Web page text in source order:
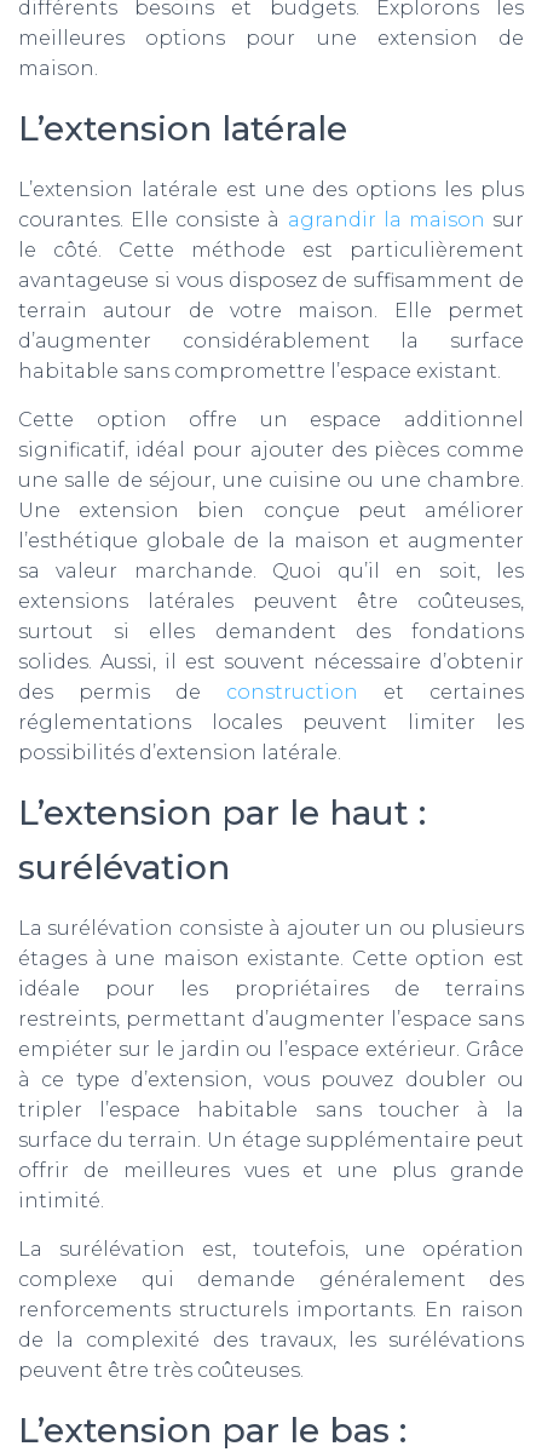
différents besoins et budgets. Explorons les
meilleures options pour une extension de
maison.
L’extension latérale
L’extension latérale est une des options les plus
courantes. Elle consiste à agrandir la maison sur
le côté. Cette méthode est particulièrement
avantageuse si vous disposez de suffisamment de
terrain autour de votre maison. Elle permet
d’augmenter considérablement la surface
habitable sans compromettre l’espace existant.
Cette option offre un espace additionnel
significatif, idéal pour ajouter des pièces comme
une salle de séjour, une cuisine ou une chambre.
Une extension bien conçue peut améliorer
l’esthétique globale de la maison et augmenter
sa valeur marchande. Quoi qu’il en soit, les
extensions latérales peuvent être coûteuses,
surtout si elles demandent des fondations
solides. Aussi, il est souvent nécessaire d’obtenir
des permis de construction
et certaines
réglementations locales peuvent limiter les
possibilités d’extension latérale.
L’extension par le haut :
surélévation
La surélévation consiste à ajouter un ou plusieurs
étages à une maison existante. Cette option est
idéale pour les propriétaires de terrains
restreints, permettant d’augmenter l’espace sans
empiéter sur le jardin ou l’espace extérieur. Grâce
à ce type d’extension, vous pouvez doubler ou
tripler l’espace habitable sans toucher à la
surface du terrain. Un étage supplémentaire peut
offrir de meilleures vues et une plus grande
intimité.
La surélévation est, toutefois, une opération
complexe qui demande généralement des
renforcements structurels importants. En raison
de la complexité des travaux, les surélévations
peuvent être très coûteuses.
L’extension par le bas :